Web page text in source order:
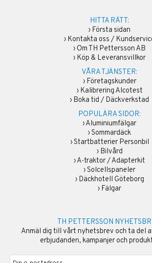
HITTA RÄTT:
› Första sidan
› Kontakta oss /
› Om TH Pettersson AB
› Köp & Leveransvillkor
VÅRA TJÄNSTER:
› Företagskunder
› Kalibrering Alcotest
› Boka tid / Däckverkstad
POPULÄRA SIDOR:
›Aluminiumfälgar
›Sommardäck
›Startbatterier Personbil
› Bilvård
›A-traktor / Adapterkit
›Solcellspaneler
› Däckhotell Göteborg
› Fälgar
TH PETTERSSON
Anmäl dig till vårt nyhetsbrev och ta del
erbjudanden, kampanjer och